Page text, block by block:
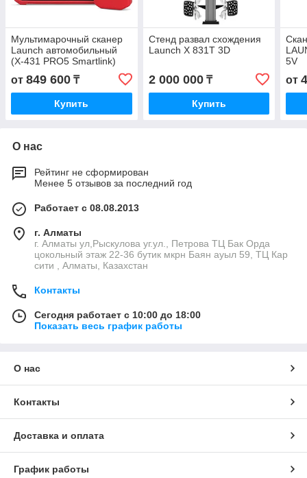
Мультимарочный сканер
Launch автомобильный
(X-431 PRO5 Smartlink)
от 849 600 ₸
Купить
Стенд развал схождения
Launch X 831T 3D
2 000 000₸
Купить
5V
от
О нас
Рейтинг не сформирован
Менее 5 отзывов за последний год
Работает с 08.08.2013
г. Алматы
г. Алматы ул,Рыскулова уг.ул., Петрова ТЦ Бак Орда
цокольный этаж 22-36 бутик мкрн Баян ауыл 59, ТЦ Кар
сити , Алматы, Казахстан
Контакты
Сегодня работает с 10:00 до 18:00
Показать весь график работы
О нас
Контакты
Доставка и оплата
График работы